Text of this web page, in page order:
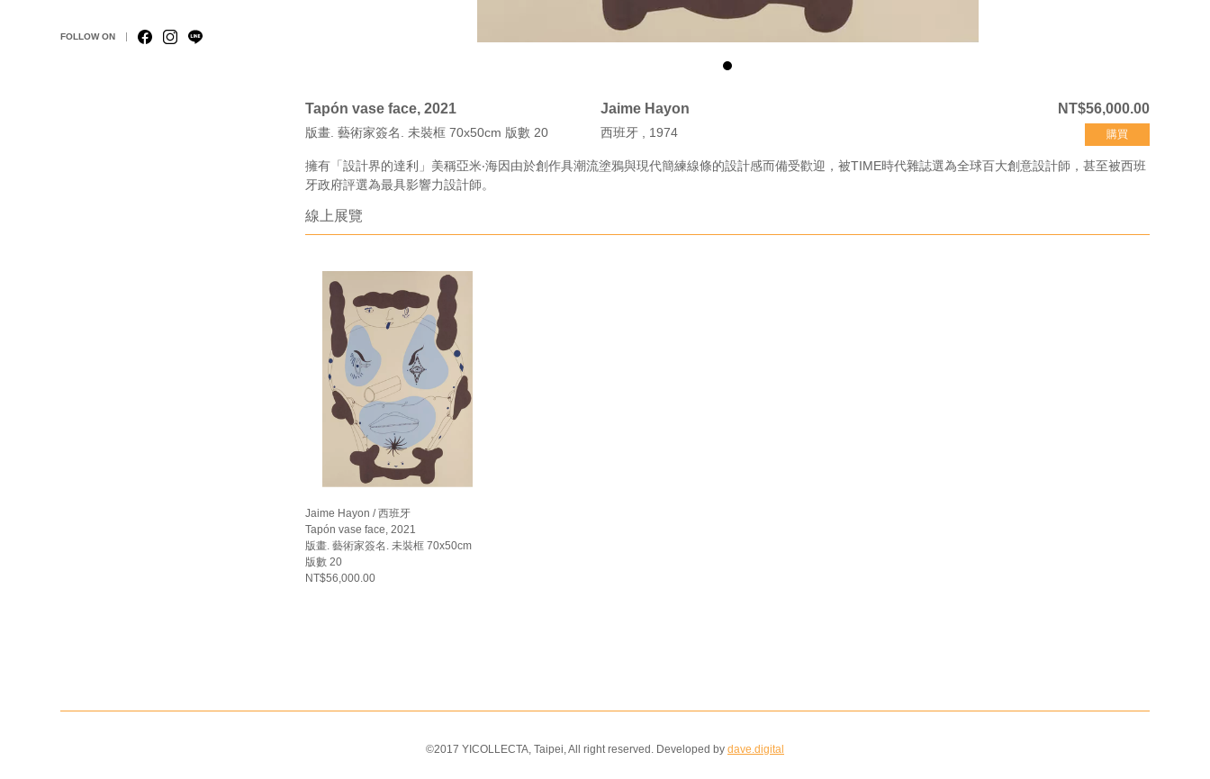
FOLLOW ON
Tapón vase face, 2021
版畫. 藝術家簽名. 未裝框 70x50cm 版數 20
Jaime Hayon
西班牙 , 1974
NT$56,000.00
購買
擁有「設計界的達利」美稱亞米‧海因由於創作具潮流塗鴉與現代簡練線條的設計感而備受歡迎，被TIME時代雜誌選為全球百大創意設計師，甚至被西班
牙政府評選為最具影響力設計師。
線上展覽
Jaime Hayon / 西班牙
Tapón vase face, 2021
版畫. 藝術家簽名. 未裝框 70x50cm
版數 20
NT$56,000.00
©2017 YICOLLECTA, Taipei, All right reserved. Developed by dave.digital